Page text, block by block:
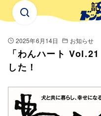
公開日：
2025年6月14日 お知らせ
「わんハート
した！